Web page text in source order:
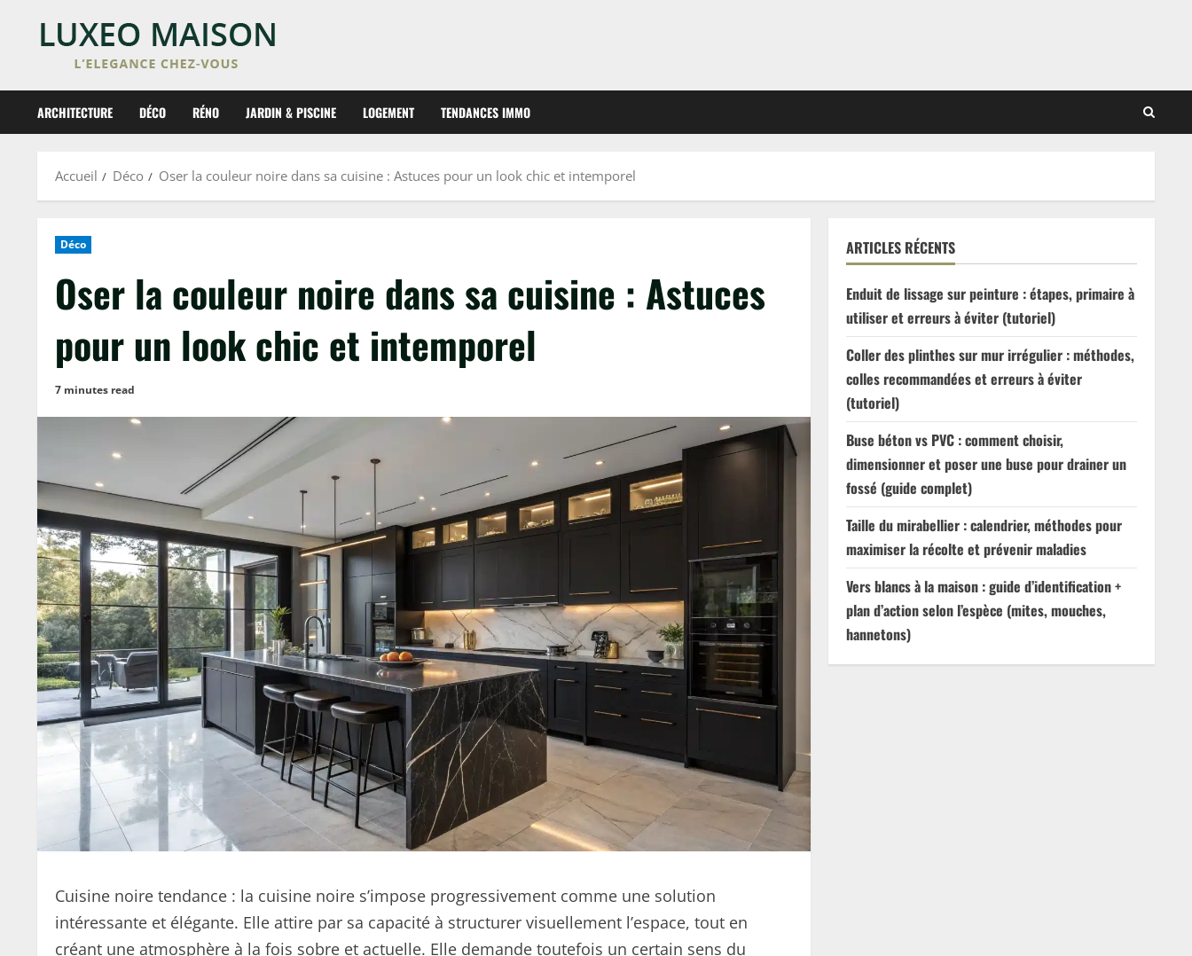
ARCHITECTURE DÉCO RÉNO JARDIN & PISCINE LOGEMENT TENDANCES IMMO
Accueil Déco Oser la couleur noire dans sa cuisine : Astuces pour un look chic et intemporel
Déco
Oser la couleur noire dans sa cuisine : Astuces
pour un look chic et intemporel
7 minutes read
Cuisine noire tendance : la cuisine noire s’impose progressivement comme une solution
intéressante et élégante. Elle attire par sa capacité à structurer visuellement l’espace, tout en
créant une atmosphère à la fois sobre et actuelle. Elle demande toutefois un certain sens du
ARTICLES RÉCENTS
Enduit de lissage sur peinture : étapes, primaire à
utiliser et erreurs à éviter (tutoriel)
Coller des plinthes sur mur irrégulier : méthodes,
colles recommandées et erreurs à éviter
(tutoriel)
Buse béton vs PVC : comment choisir,
dimensionner et poser une buse pour drainer un
fossé (guide complet)
Taille du mirabellier : calendrier, méthodes pour
maximiser la récolte et prévenir maladies
Vers blancs à la maison : guide d’identification +
plan d’action selon l’espèce (mites, mouches,
hannetons)